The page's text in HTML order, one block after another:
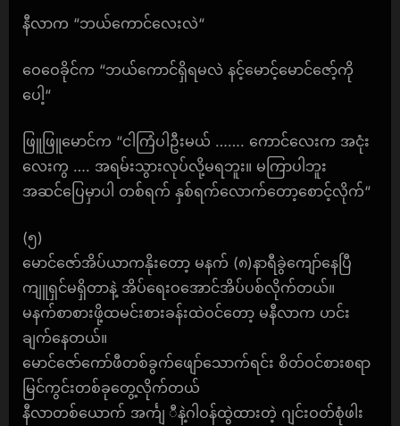
နီလာက “ဘယ်ကောင်လေးလဲ“
ဝေဝေခိုင်က “ဘယ်ကောင်ရှိရမလဲ နင့်မောင့်မောင်ဇော့်ကို
ပေါ့“
ဖြူဖြူမောင်က “ငါကြံပါဦးမယ် ……. ကောင်လေးက အငုံး
လေးကွ …. အရမ်းသွားလုပ်လို့မရဘူး။ မကြာပါဘူး
အဆင်ပြေမှာပါ တစ်ရက် နှစ်ရက်လောက်တော့စောင့်လိုက်“
(၅)
မောင်ဇော်အိပ်ယာကနိုးတော့ မနက် (၈)နာရီခွဲကျော်နေပြီ
ကျူရှင်မရှိတာနဲ့ အိပ်ရေးဝအောင်အိပ်ပစ်လိုက်တယ်။
မနက်စာစားဖို့ထမင်းစားခန်းထဲဝင်တော့ မနီလာက ဟင်း
ချက်နေတယ်။
မောင်ဇော်ကော်ဖီတစ်ခွက်ဖျော်သောက်ရင်း စိတ်ဝင်စားစရာ
မြင်ကွင်းတစ်ခုတွေ့လိုက်တယ်
နီလာတစ်ယောက် အင်္ကျ ီနဲ့ဂါဝန်ထွဲထားတဲ့ ဂျင်းဝတ်စုံဖါး